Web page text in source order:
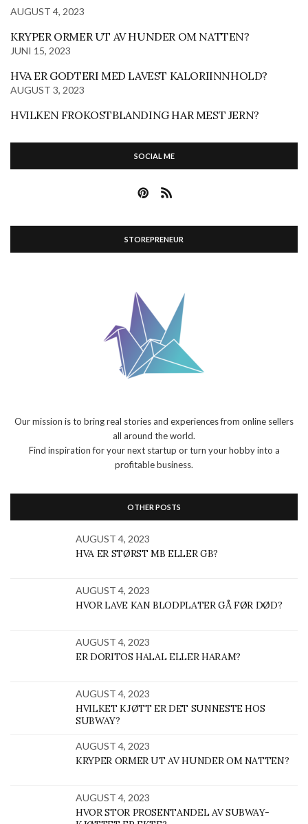
AUGUST 4, 2023
KRYPER ORMER UT AV HUNDER OM NATTEN?
JUNI 15, 2023
HVA ER GODTERI MED LAVEST KALORIINNHOLD?
AUGUST 3, 2023
HVILKEN FROKOSTBLANDING HAR MEST JERN?
SOCIAL ME
STOREPRENEUR
Our mission is to bring real stories and experiences from online sellers
all around the world.
Find inspiration for your next startup or turn your hobby into a
profitable business.
OTHER POSTS
AUGUST 4, 2023
HVA ER STØRST MB ELLER GB?
AUGUST 4, 2023
HVOR LAVE KAN BLODPLATER GÅ FØR DØD?
AUGUST 4, 2023
ER DORITOS HALAL ELLER HARAM?
AUGUST 4, 2023
HVILKET KJØTT ER DET SUNNESTE HOS
SUBWAY?
AUGUST 4, 2023
KRYPER ORMER UT AV HUNDER OM NATTEN?
AUGUST 4, 2023
HVOR STOR PROSENTANDEL AV SUBWAY-